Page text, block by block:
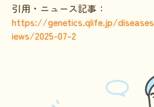
インタビュー一覧
医療従事者へのインタビュー
引用・ニュース記事：
https://genetics.qlife.jp/
iews/2025-07-2